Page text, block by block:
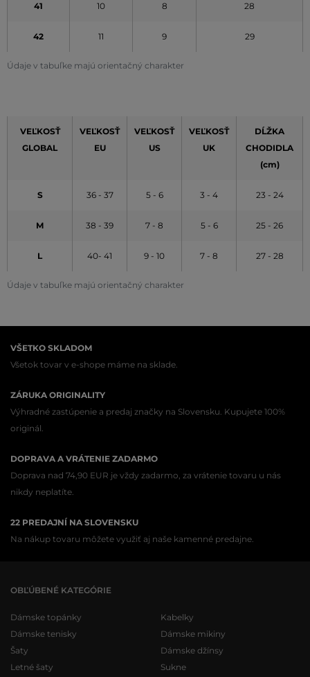
Údaje v tabuľke majú orientačný charakter
41 10 8 28
42 11 9 29
Údaje v tabuľke majú orientačný charakter
VEĽKOSŤ
GLOBAL
VEĽKOSŤ
EU
VEĽKOSŤ
US
VEĽKOSŤ
UK
DĹŽKA
CHODIDLA
(cm)
S 36 - 37 5 - 6 3 - 4 23 - 24
M 38 - 39 7 - 8 5 - 6 25 - 26
L 40- 41 9 - 10 7 - 8 27 - 28
VŠETKO SKLADOM
Všetok tovar v e-shope máme na sklade.
ZÁRUKA ORIGINALITY
Výhradné zastúpenie a predaj značky na Slovensku. Kupujete 100%
originál.
DOPRAVA A VRÁTENIE ZADARMO
Doprava nad 74,90 EUR je vždy zadarmo, za vrátenie tovaru u nás
nikdy neplatíte.
22 PREDAJNÍ NA SLOVENSKU
Na nákup tovaru môžete využiť aj naše kamenné predajne.
OBĽÚBENÉ KATEGÓRIE
Dámske topánky
Dámske tenisky
Šaty
Letné šaty
Kabelky
Dámske mikiny
Dámske džínsy
Sukne